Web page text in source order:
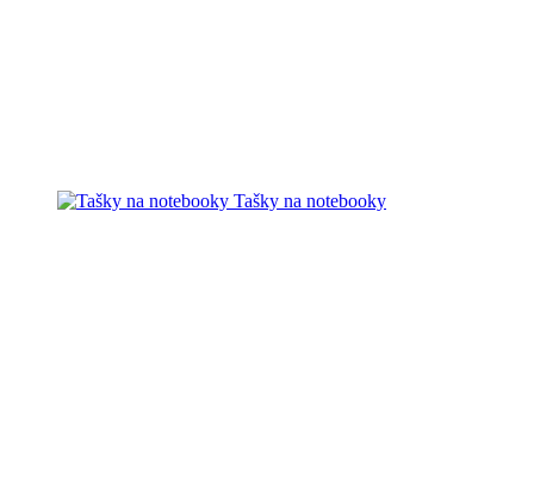
Tašky na notebooky